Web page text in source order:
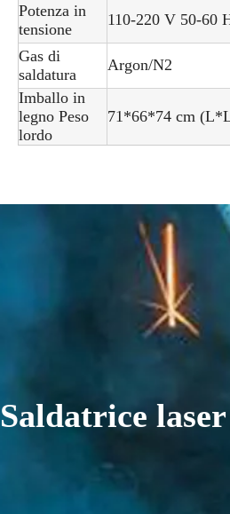
Potenza in
tensione
110-220 V 50-60
Gas di
saldatura
Argon/N2
Imballo in
legno Peso
lordo
71*66*74 cm
Saldatrice